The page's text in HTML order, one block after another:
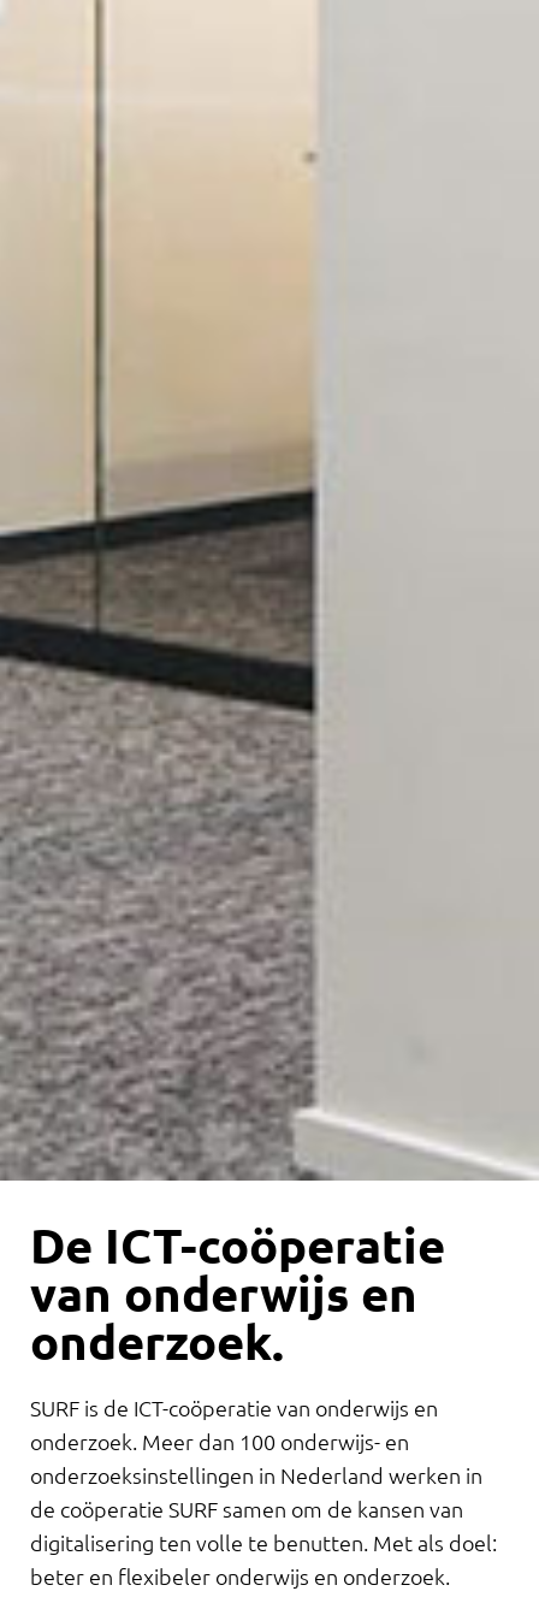
De ICT-coöperatie
van onderwijs en
onderzoek.
SURF is de ICT-coöperatie van onderwijs en
onderzoek. Meer dan 100 onderwijs- en
onderzoeksinstellingen in Nederland werken in
de coöperatie SURF samen om de kansen van
digitalisering ten volle te benutten. Met als doel:
beter en flexibeler onderwijs en onderzoek.